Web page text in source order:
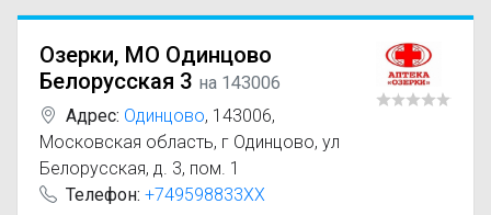
Озерки, МО Одинцово
Белорусская 3 на 143006
Адрес: Одинцово, 143006,
Московская область, г Одинцово, ул
Белорусская, д. 3, пом. 1
Телефон: +749598833XX